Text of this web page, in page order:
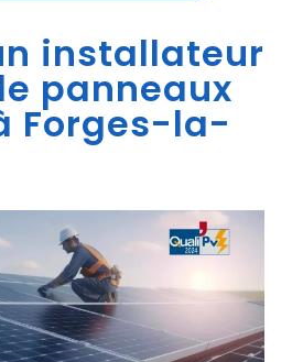
installateur
panneaux
Forges-la-